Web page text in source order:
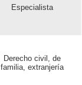
Especialista
Derecho civil, de
familia, extranjería